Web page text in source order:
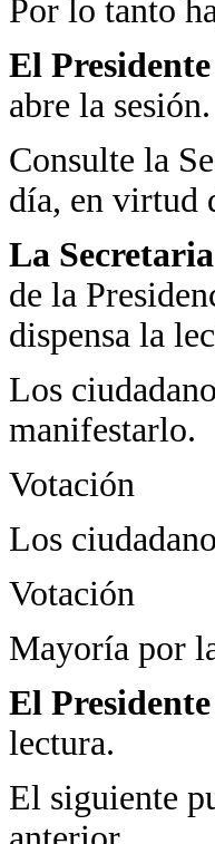
Por lo tanto
El
abre la sesión.
Consulte la
día, en virtud
La
de la
dispensa la
Los
manifestarlo.
Votación
Los
Votación
Mayoría por
El
lectura.
El siguiente